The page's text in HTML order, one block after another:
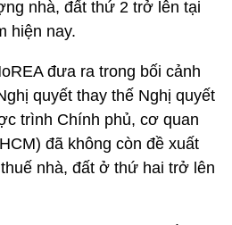
nhà, đất thứ 2 trở lên tại
hiện nay.
đưa ra trong bối cảnh
quyết thay thế Nghị quyết
trình Chính phủ, cơ quan
đã không còn đề xuất
nhà, đất ở thứ hai trở lên